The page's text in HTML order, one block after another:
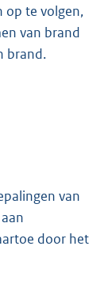
op te volgen,
van brand
brand.
van
door het